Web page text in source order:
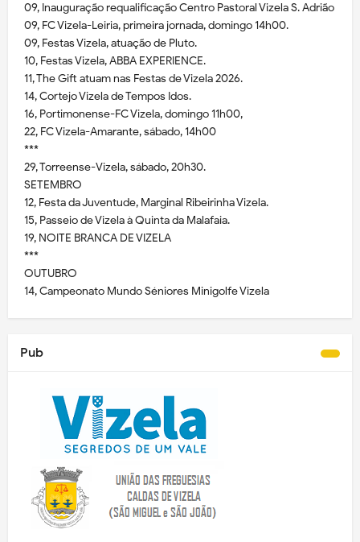
09, Inauguração requalificação Centro Pastoral Vizela S. Adrião
09, FC Vizela-Leiria, primeira jornada, domingo 14h00.
09, Festas Vizela, atuação de Pluto.
10, Festas Vizela, ABBA EXPERIENCE.
11, The Gift atuam nas Festas de Vizela 2026.
14, Cortejo Vizela de Tempos Idos.
16, Portimonense-FC Vizela, domingo 11h00,
22, FC Vizela-Amarante, sábado, 14h00
***
29, Torreense-Vizela, sábado, 20h30.
SETEMBRO
12, Festa da Juventude, Marginal Ribeirinha Vizela.
15, Passeio de Vizela à Quinta da Malafaia.
19, NOITE BRANCA DE VIZELA
***
OUTUBRO
14, Campeonato Mundo Séniores Minigolfe Vizela
Pub